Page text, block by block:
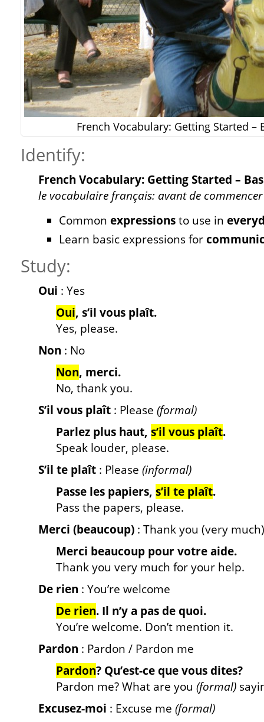
French Vocabulary: Getting Started –
Identify:
French Vocabulary: Getting Started –
le vocabulaire français: avant de commencer
Common expressionsto use in
Learn basic expressions for
Study:
Oui : Yes
Oui, s’il vous plaît.
Yes, please.
Non : No
Non, merci.
No, thank you.
S’il vous plaît : Please (formal)
Parlez plus haut, s’il vous plaît.
Speak louder, please.
S’il te plaît : Please (informal)
Passe les papiers, s’il te plaît.
Pass the papers, please.
Merci (beaucoup) : Thank you (very much)
Merci beaucoup pour votre aide.
Thank you very much for your help.
De rien : You’re welcome
De rien. Il n’y a pas de quoi.
You’re welcome. Don’t mention it.
Pardon : Pardon / Pardon me
Pardon? Qu’est-ce que vous dites?
Pardon me? What are you (formal)
Excusez-moi : Excuse me (formal)